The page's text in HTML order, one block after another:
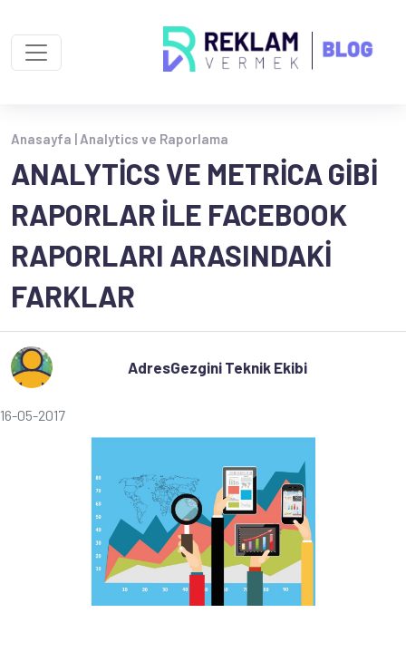
Anasayfa | Analytics ve Raporlama
ANALYTICS VE METRICA GIBI
RAPORLAR ILE FACEBOOK
RAPORLARI ARASINDAKI
FARKLAR
AdresGezgini Teknik Ekibi
16-05-2017